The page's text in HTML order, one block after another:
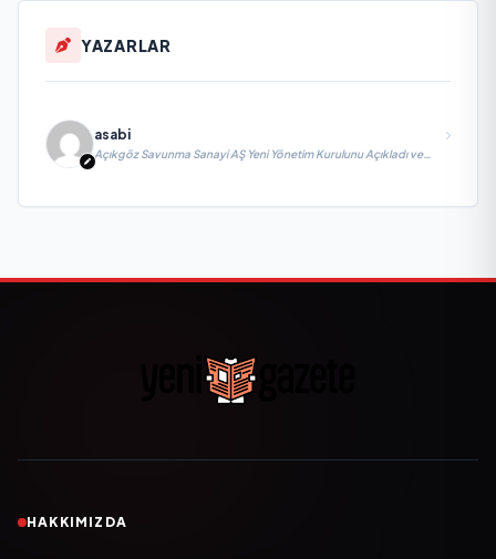
YAZARLAR
asabi
Açıkgöz Savunma Sanayi AŞ Yeni Yönetim Kurulunu Açıkladı ve
HAKKIMIZDA